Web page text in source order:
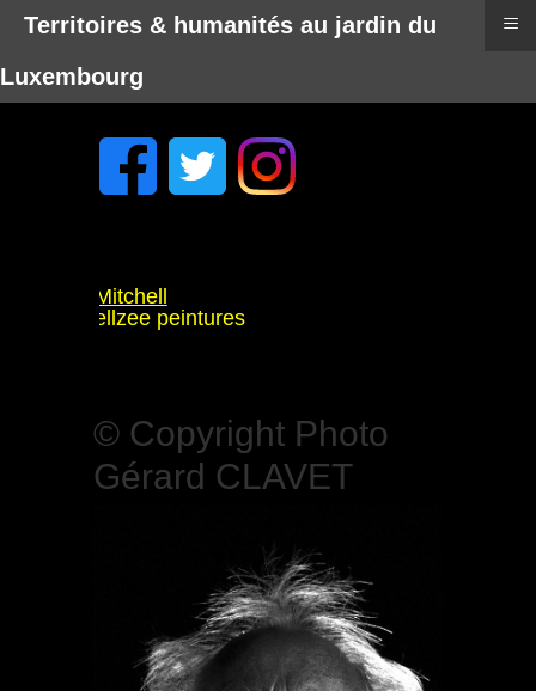
Tyler Mitchell
Rammellzee peintures
© Copyright Photo
Gérard CLAVET
Territoires & humanités au jardin du
Luxembourg
≡